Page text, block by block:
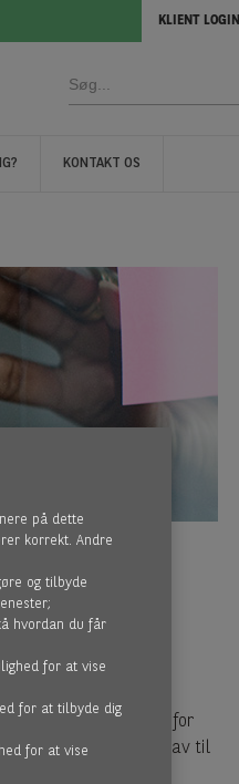
KLIENT LOGIN
KONTAKT OS
(vi overtager risiko for
IFRS / USGAAP krav til
på dette
korrekt. Andre
og tilbyde
hvordan du får
for at vise
for at tilbyde dig
for at vise